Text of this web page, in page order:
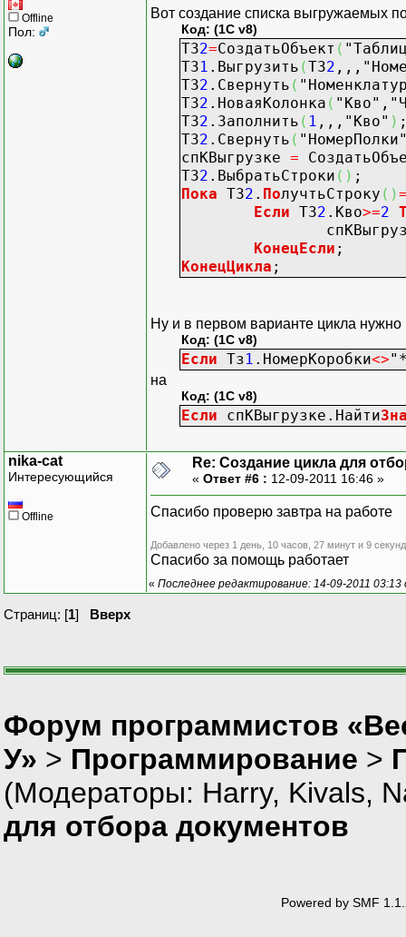
И
И
КонецЕсли ;
ПокаТз 1
КонецЦикла;
Offline
Пол:
Вот создание списка выгружаемых
Код: (1C v8)
ТЗ2=СоздатьОбъект (
ТЗ1 .Выгрузить (ТЗ2 ,,,
ТЗ2 .Свернуть (
ТЗ2 .НоваяКолонка ( "Кво" ,
ТЗ2 .Заполнить ( 1 ,,, "Кво" )
ТЗ2 .Свернуть (
спКВыгрузке =
ТЗ2 .ВыбратьСтроки ( ) ;
Пока ТЗ2 . ПолучтьСтроку ( )
Если ТЗ2 .Кво>=2
КонецЕсли ;
КонецЦикла ;
Ну и в первом варианте цикла нужно
Код: (1C v8)
Если Тз1 .НомерКоробки<>
на
Код: (1C v8)
Если спКВыгрузке.Найти
nika-cat
Интересующийся
Offline
Re: Создание цикла для
« Ответ #6 : 12-09-2011 16:46 »
Спасибо проверю завтра на работе
Добавлено через 1 день, 10 часов, 27 минут и 9
Спасибо за помощь работает
« Последнее редактирование: 14-09-2011 03:13
Страниц: [1] Вверх
Форум программистов
У» > Программирование >
(Модераторы: Harry, Kivals,
для отбора документов
Powered by SMF